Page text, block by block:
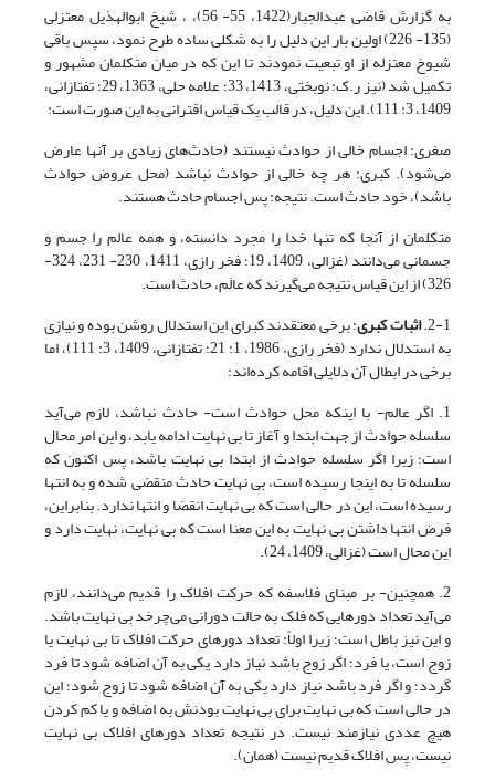
به گزارش قاضی عبدالجبار(1422، 55- 56)، ، شیخ ابوالهذیل معتزلی
(135- 226) اولین بار این دلیل را به شکلی ساده طرح نمود، سپس باقی
شیوخ معتزله از او تبعیت نمودند تا این که در میان متکلمان مشهور و
تکمیل شد (‏نیز ر.ک: نوبختی، 1413، 33؛ علامه حلی، 1363، 29؛ تفتازانی،
1409، 3: 111). این دلیل، در قالب یک قیاس اقترانی به این صورت است:
صغری: اجسام خالی از حوادث نیستند (حادث‌های زیادی بر آنها عارض
می‌شود). کبری: هر چه خالی از حوادث نباشد (محل عروض حوادث
باشد)، خود حادث است. نتیجه: پس اجسام حادث هستند.
متکلمان از آنجا که تنها خدا را مجرد دانسته، و همه عالم را جسم و
جسمانی می‌دانند (غزالی، 1409، 19؛ فخر رازی، 1411، 230- 231، 324-
326) از این قیاس نتیجه می‌گیرند که عالَم، حادث است.
2-1. اثبات کبری: برخی معتقدند کبرای این استدلال روشن بوده و نیازی
به استدلال ندارد (فخر رازى‏، 1986، ‏1: 21؛ تفتازانی، 1409، 3: 111)، اما
برخی در ابطال آن دلایلی اقامه کرده‌اند:
1. اگر عالم- با اینکه محل حوادث است- حادث نباشد، لازم می‌آید
سلسله حوادث از جهت ابتدا و آغاز تا بی نهایت ادامه یابد، و این امر محال
است؛ زیرا اگر سلسله حوادث از ابتدا بی نهایت باشد، پس اکنون که
سلسله تا به اینجا رسیده است، بی نهایت حادث منقضی شده و به انتها
رسیده است، این در حالی است که بی نهایت انقضا و انتها ندارد. بنابراین،
فرض انتها داشتن بی نهایت به این معنا است که بی نهایت، نهایت دارد و
این محال است (غزالی، 1409، 24).
2. هم‏چنین- بر مبنای فلاسفه که حرکت افلاک را قدیم می‌دانند، لازم
می‌آید تعداد دورهایی که فلک به حالت دورانی می‌چرخد بی نهایت باشد.
و این نیز باطل است؛ زیرا اولاً: تعداد دورهای حرکت افلاک تا بی نهایت یا
زوج است، یا فرد؛ اگر زوج باشد نیاز دارد یکی به آن اضافه شود تا فرد
گردد؛ و اگر فرد باشد نیاز دارد یکی به آن اضافه شود تا زوج شود؛ این
در حالی است که بی نهایت برای بی نهایت بودنش به اضافه و یا کم کردن
هیچ عددی نیازمند نیست. در نتیجه تعداد دورهای افلاک بی نهایت
نیست، پس افلاک قدیم نیست (همان).